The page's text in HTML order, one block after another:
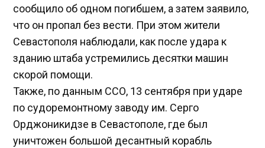
сообщило об одном погибшем, а затем заявило,
что он пропал без вести. При этом жители
Севастополя наблюдали, как после удара к
зданию штаба устремились десятки машин
скорой помощи.
Также, по данным ССО, 13 сентября при ударе
по судоремонтному заводу им. Серго
Орджоникидзе в Севастополе, где был
уничтожен большой десантный корабль